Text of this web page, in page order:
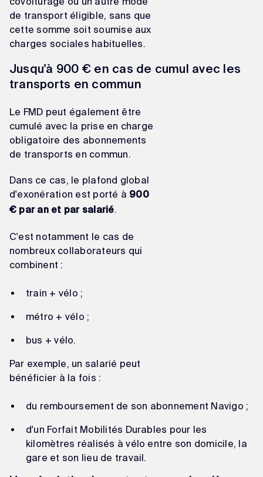
de transport éligible, sans que
cette somme soit soumise aux
charges sociales habituelles.
Jusqu'à 900 € en cas de cumul avec les
transports en commun
Le FMD peut également être
cumulé avec la prise en charge
obligatoire des abonnements
de transports en commun.
Dans ce cas, le plafond global
d'exonération est porté à 900
€ par an et par salarié
C'est notamment le cas de
nombreux collaborateurs qui
combinent :
train + vélo ;
métro + vélo ;
bus + vélo.
Par exemple, un salarié peut
bénéficier à la fois :
du remboursement de son abonnement Navigo ;
d'un Forfait Mobilités Durables pour les
kilomètres réalisés à vélo entre son domicile, la
gare et son lieu de travail.